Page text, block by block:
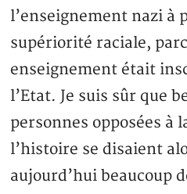
l’enseignement nazi à
supériorité raciale,
enseignement était
l’Etat. Je suis sûr que
personnes opposées à
l’histoire se disaient
aujourd’hui beaucoup